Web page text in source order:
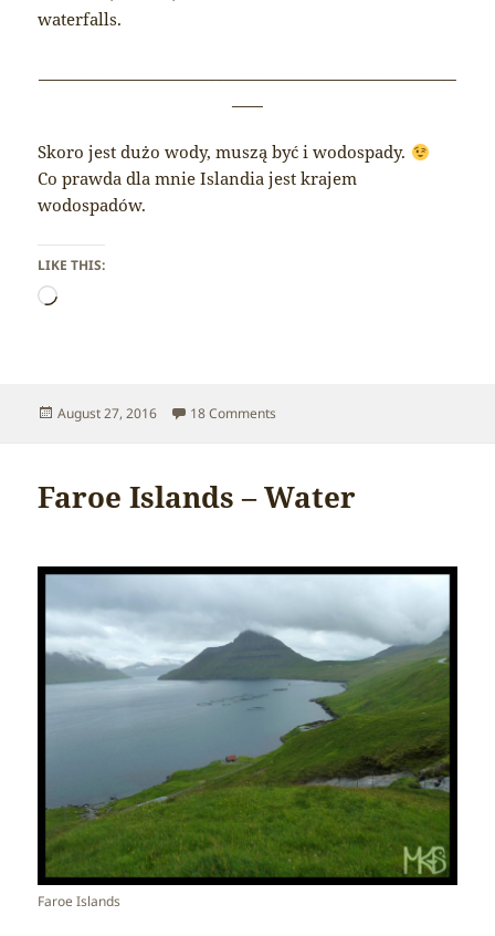
waterfalls.
Skoro jest dużo wody, muszą być i wodospady.
Co prawda dla mnie Islandia jest krajem
wodospadów.
LIKE THIS:
Loading…
Posted
August 27, 2016 18 Comments
Faroe Islands – Water
Faroe Islands